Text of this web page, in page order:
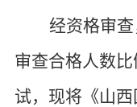
经资格审
审查合格人数比
试，现将《山